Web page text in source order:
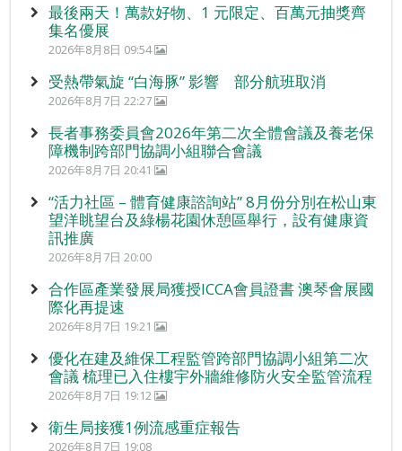
最後兩天！萬款好物、1 元限定、百萬元抽獎齊
集名優展
2026年8月8日 09:54
受熱帶氣旋 “白海豚” 影響 部分航班取消
2026年8月7日 22:27
長者事務委員會2026年第二次全體會議及養老保
障機制跨部門協調小組聯合會議
2026年8月7日 20:41
“活力社區 – 體育健康諮詢站” 8月份分別在松山東
望洋眺望台及綠楊花園休憩區舉行，設有健康資
訊推廣
2026年8月7日 20:00
合作區產業發展局獲授ICCA會員證書 澳琴會展國
際化再提速
2026年8月7日 19:21
優化在建及維保工程監管跨部門協調小組第二次
會議 梳理已入住樓宇外牆維修防火安全監管流程
2026年8月7日 19:12
衛生局接獲1例流感重症報告
2026年8月7日 19:08